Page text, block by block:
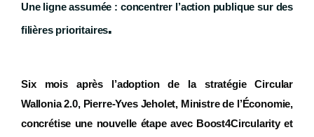
Une ligne assumée : concentrer l’action publique sur des
filières prioritaires.
Six mois après l’adoption de la stratégie Circular
Wallonia 2.0, Pierre-Yves Jeholet, Ministre de l’Économie,
concrétise une nouvelle étape avec Boost4Circularity et